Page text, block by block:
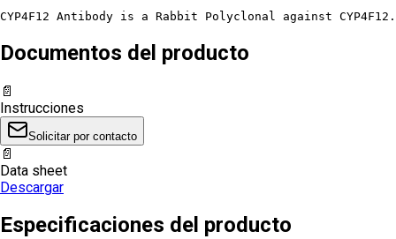
CYP4F12 Antibody is a Rabbit Polyclonal against CYP4F12.
Documentos del producto
📄
Instrucciones
Solicitar por contacto
📄
Data sheet
Descargar
Especificaciones del producto